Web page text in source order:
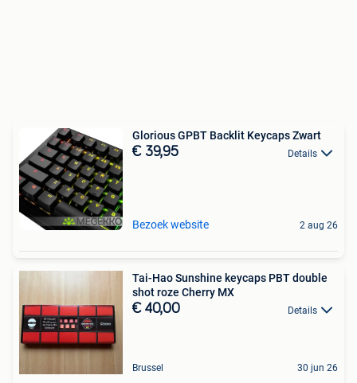
Glorious GPBT Backlit Keycaps Zwart
€ 39,95 Details
Bezoek website 2 aug 26
Tai-Hao Sunshine keycaps PBT double
shot roze Cherry MX
€ 40,00 Details
Brussel 30 jun 26